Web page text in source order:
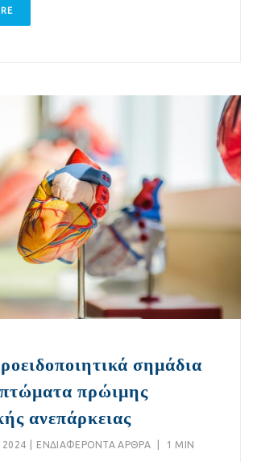
σημάδια
πρώιμης
ανεπάρκειας
2024 EΝΔΙΑΦΈΡΟΝΤΑ ΆΡΘΡΑ
1 MIN